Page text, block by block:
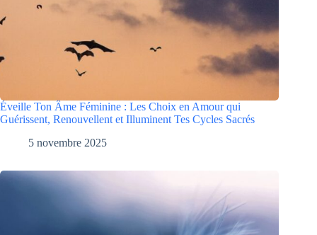
Éveille Ton Âme Féminine : Les Choix en Amour qui
Guérissent, Renouvellent et Illuminent Tes Cycles Sacrés
5 novembre 2025